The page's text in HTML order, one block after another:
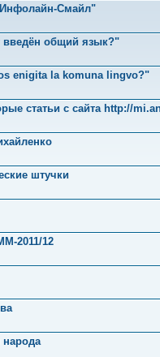
Смайл"
введён общий язык?"
enigita la komuna lingvo?"
статьи с сайта http://
штучки
2011/12
народа